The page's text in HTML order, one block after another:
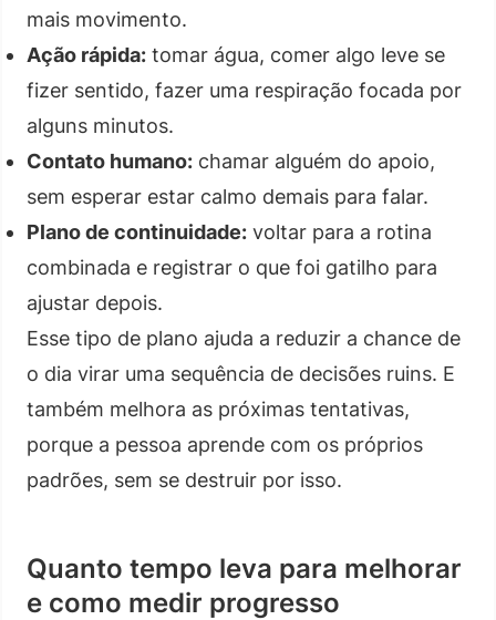
mais movimento.
Ação rápida: tomar água, comer algo leve se
fizer sentido, fazer uma respiração focada por
alguns minutos.
Contato humano: chamar alguém do apoio,
sem esperar estar calmo demais para falar.
Plano de continuidade: voltar para a rotina
combinada e registrar o que foi gatilho para
ajustar depois.
Esse tipo de plano ajuda a reduzir a chance de
o dia virar uma sequência de decisões ruins. E
também melhora as próximas tentativas,
porque a pessoa aprende com os próprios
padrões, sem se destruir por isso.
Quanto tempo leva para melhorar
e como medir progresso